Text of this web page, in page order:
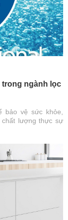
trong ngành lọc
bảo vệ sức khỏe,
chất lượng thực sự